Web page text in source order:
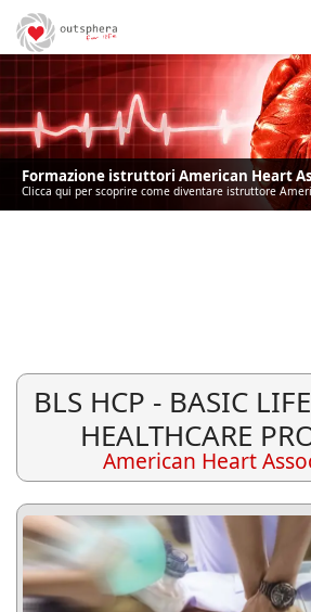
Formazione istruttori American Heart
Clicca qui per scoprire come diventare istruttore
BLS HCP - BASIC
HEALTHCARE
American Heart